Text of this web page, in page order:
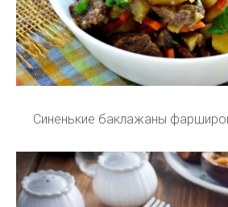
Синенькие баклажаны